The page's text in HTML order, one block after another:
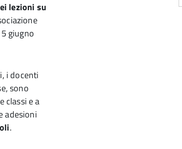
lezioni su
giugno
i docenti
sono
classi e a
adesioni
.